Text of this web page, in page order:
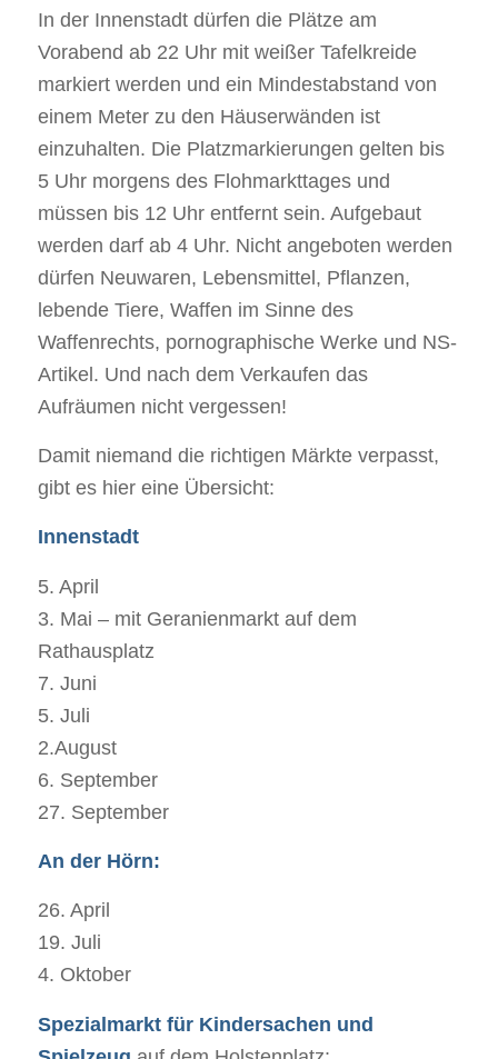
In der Innenstadt dürfen die Plätze am
Vorabend ab 22 Uhr mit weißer Tafelkreide
markiert werden und ein Mindestabstand von
einem Meter zu den Häuserwänden ist
einzuhalten. Die Platzmarkierungen gelten bis
5 Uhr morgens des Flohmarkttages und
müssen bis 12 Uhr entfernt sein. Aufgebaut
werden darf ab 4 Uhr. Nicht angeboten werden
dürfen Neuwaren, Lebensmittel, Pflanzen,
lebende Tiere, Waffen im Sinne des
Waffenrechts, pornographische Werke und NS-
Artikel. Und nach dem Verkaufen das
Aufräumen nicht vergessen!
Damit niemand die richtigen Märkte verpasst,
gibt es hier eine Übersicht:
Innenstadt
5. April
3. Mai – mit Geranienmarkt auf dem
Rathausplatz
7. Juni
5. Juli
2.August
6. September
27. September
An der Hörn:
26. April
19. Juli
4. Oktober
Spezialmarkt für Kindersachen und